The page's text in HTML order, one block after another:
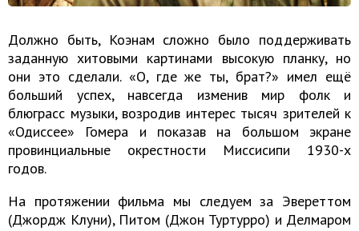
Должно быть, Коэнам сложно было поддерживать
заданную хитовыми картинами высокую планку, но
они это сделали. «О, где же ты, брат?» имел ещё
больший успех, навсегда изменив мир фолк и
блюграсс музыки, возродив интерес тысяч зрителей к
«Одиссее» Гомера и показав на большом экране
провинциальные окрестности Миссисипи 1930-х
годов.
На протяжении фильма мы следуем за Эвереттом
(Джордж Клуни), Питом (Джон Туртурро) и Делмаром